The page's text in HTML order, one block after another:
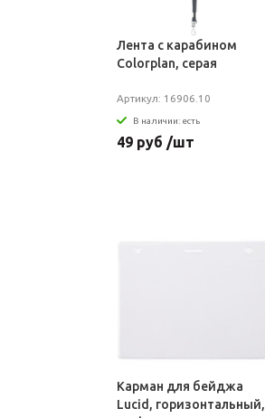
Лента с карабином
Colorplan, серая
Артикул: 16906.10
В наличии: есть
49 руб /шт
Карман для бейджа
Lucid, горизонтальный,